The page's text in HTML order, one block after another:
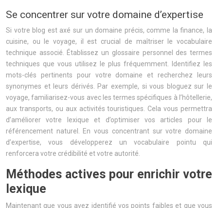
Se concentrer sur votre domaine d’expertise
Si votre blog est axé sur un domaine précis, comme la finance, la
cuisine, ou le voyage, il est crucial de maîtriser le vocabulaire
technique associé. Établissez un glossaire personnel des termes
techniques que vous utilisez le plus fréquemment. Identifiez les
mots-clés pertinents pour votre domaine et recherchez leurs
synonymes et leurs dérivés. Par exemple, si vous bloguez sur le
voyage, familiarisez-vous avec les termes spécifiques à l’hôtellerie,
aux transports, ou aux activités touristiques. Cela vous permettra
d’améliorer votre lexique et d’optimiser vos articles pour le
référencement naturel. En vous concentrant sur votre domaine
d’expertise, vous développerez un vocabulaire pointu qui
renforcera votre crédibilité et votre autorité.
Méthodes actives pour enrichir votre
lexique
Maintenant que vous avez identifié vos points faibles et que vous